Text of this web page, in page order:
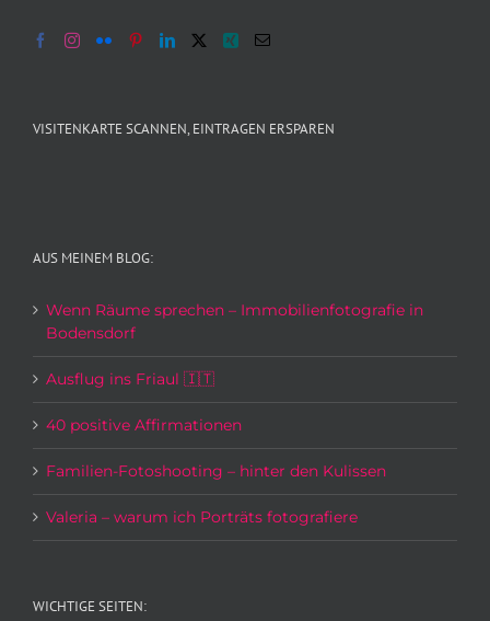
VISITENKARTE SCANNEN, EINTRAGEN ERSPAREN
AUS MEINEM BLOG:
Wenn Räume sprechen – Immobilienfotografie in
Bodensdorf
Ausflug ins Friaul 🇮🇹
40 positive Affirmationen
Familien-Fotoshooting – hinter den Kulissen
Valeria – warum ich Porträts fotografiere
WICHTIGE SEITEN: